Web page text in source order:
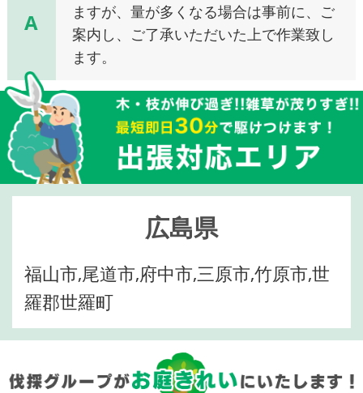
A
ますが、量が多くなる場合は事前に、ご
案内し、ご了承いただいた上で作業致し
ます。
広島県
福山市,尾道市,府中市,三原市,竹原市,世
羅郡世羅町